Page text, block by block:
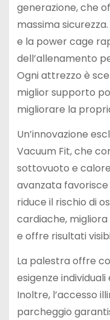
generazione, che
massima
e la power cage
dell’allenamento
Ogni attrezzo è
miglior supporto
migliorare la
Un’innovazione
Vacuum Fit, che
sottovuoto e
avanzata favorisce
riduce il rischio di
cardiache,
e offre risultati
La palestra offre
esigenze
Inoltre, l’accesso
parcheggio